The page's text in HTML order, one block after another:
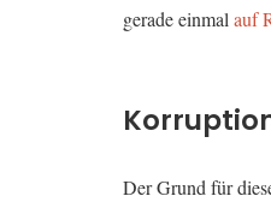
gerade einmalauf
Der Grund für